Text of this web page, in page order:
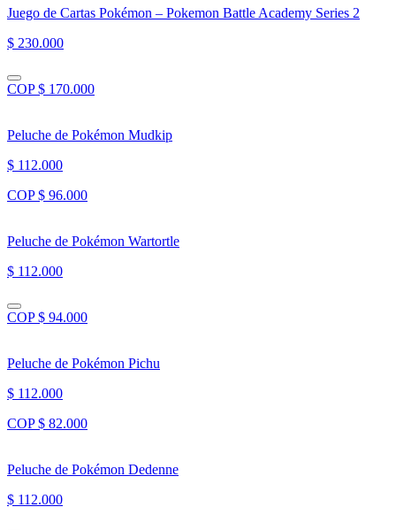
Juego de Cartas Pokémon – Pokemon Battle Academy Series 2
$ 230.000
COP $ 170.000
Peluche de Pokémon Mudkip
$ 112.000
COP $ 96.000
Peluche de Pokémon Wartortle
$ 112.000
COP $ 94.000
Peluche de Pokémon Pichu
$ 112.000
COP $ 82.000
Peluche de Pokémon Dedenne
$ 112.000